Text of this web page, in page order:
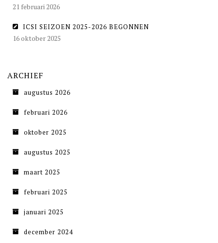
21 februari 2026
ICSI SEIZOEN 2025-2026 BEGONNEN
16 oktober 2025
ARCHIEF
augustus 2026
februari 2026
oktober 2025
augustus 2025
maart 2025
februari 2025
januari 2025
december 2024